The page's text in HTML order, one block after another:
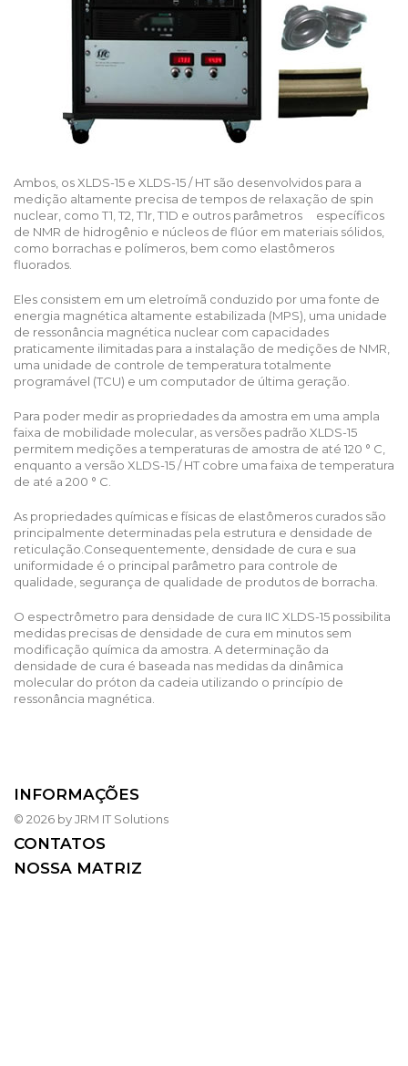
Ambos, os XLDS-15 e XLDS-15 / HT são desenvolvidos para a
medição altamente precisa de tempos de relaxação de spin
nuclear, como T1, T2, T1r, T1D e outros parâmetros específicos
de NMR de hidrogênio e núcleos de flúor em materiais sólidos,
como borrachas e polímeros, bem como elastômeros
fluorados.
Eles consistem em um eletroímã conduzido por uma fonte de
energia magnética altamente estabilizada (MPS), uma unidade
de ressonância magnética nuclear com capacidades
praticamente ilimitadas para a instalação de medições de NMR,
uma unidade de controle de temperatura totalmente
programável (TCU) e um computador de última geração.
Para poder medir as propriedades da amostra em uma ampla
faixa de mobilidade molecular, as versões padrão XLDS-15
permitem medições a temperaturas de amostra de até 120 ° C,
enquanto a versão XLDS-15 / HT cobre uma faixa de temperatura
de até a 200 ° C.
As propriedades químicas e físicas de elastômeros curados são
principalmente determinadas pela estrutura e densidade de
reticulação.Consequentemente, densidade de cura e sua
uniformidade é o principal parâmetro para controle de
qualidade, segurança de qualidade de produtos de borracha.
O espectrômetro para densidade de cura IIC XLDS-15 possibilita
medidas precisas de densidade de cura em minutos sem
modificação química da amostra. A determinação da
densidade de cura é baseada nas medidas da dinâmica
molecular do próton da cadeia utilizando o princípio de
ressonância magnética.
INFORMAÇÕES
© 2026 by JRM IT Solutions
CONTATOS
NOSSA MATRIZ